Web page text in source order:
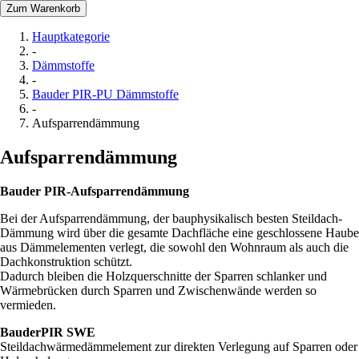
Zum Warenkorb
Hauptkategorie
-
Dämmstoffe
-
Bauder PIR-PU Dämmstoffe
-
Aufsparrendämmung
Aufsparrendämmung
Bauder PIR-Aufsparrendämmung
Bei der Aufsparrendämmung, der bauphysikalisch besten Steildach-
Dämmung wird über die gesamte Dachfläche eine geschlossene Haube
aus Dämmelementen verlegt, die sowohl den Wohnraum als auch die
Dachkonstruktion schützt.
Dadurch bleiben die Holzquerschnitte der Sparren schlanker und
Wärmebrücken durch Sparren und Zwischenwände werden so
vermieden.
BauderPIR SWE
Steildachwärmedämmelement zur direkten Verlegung auf Sparren oder